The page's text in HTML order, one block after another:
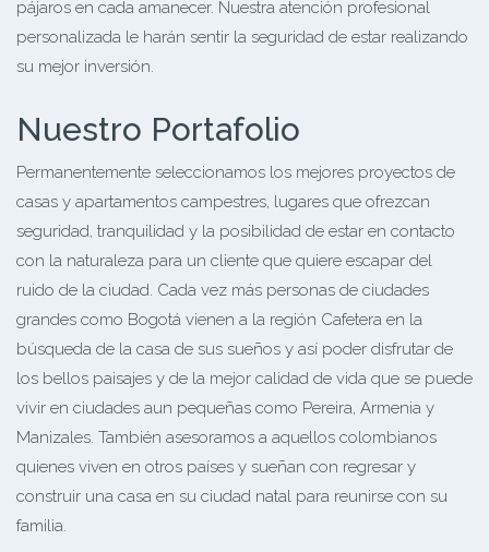
pájaros en cada amanecer. Nuestra atención profesional
personalizada le harán sentir la seguridad de estar realizando
su mejor inversión.
Nuestro Portafolio
Permanentemente seleccionamos los mejores proyectos de
casas y apartamentos campestres, lugares que ofrezcan
seguridad, tranquilidad y la posibilidad de estar en contacto
con la naturaleza para un cliente que quiere escapar del
ruido de la ciudad. Cada vez más personas de ciudades
grandes como Bogotá vienen a la región Cafetera en la
búsqueda de la casa de sus sueños y así poder disfrutar de
los bellos paisajes y de la mejor calidad de vida que se puede
vivir en ciudades aun pequeñas como Pereira, Armenia y
Manizales. También asesoramos a aquellos colombianos
quienes viven en otros países y sueñan con regresar y
construir una casa en su ciudad natal para reunirse con su
familia.